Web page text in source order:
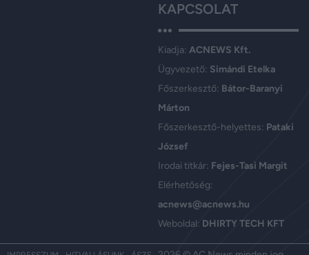
KAPCSOLAT
Kiadja: ACNEWS Kft.
Ügyvezető: Simándi Etelka
Főszerkesztő: Bátor-Baranyi
Márton
Főszerkesztő-helyettes: Pataki
József
Irodai titkár: Fejes-Tasi Margit
Elérhetőség:
acnews@acnews.hu
Weboldal: DHIRTY TECH KFT